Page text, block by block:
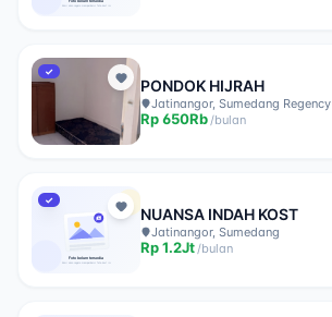
✓
PONDOK HIJRAH
Jatinangor, Sumedang Regency
Rp650Rb/bulan
✓
NUANSA INDAH KOST
Jatinangor, Sumedang
Rp1.2Jt/bulan